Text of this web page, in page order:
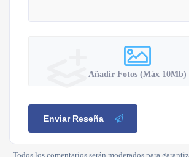
Añadir Fotos (Máx 10Mb)
Enviar Reseña
Todos los comentarios serán moderados para